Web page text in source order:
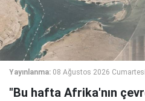
Yayınlanma: 08 Ağustos 2026
"Bu hafta Afrika'nın